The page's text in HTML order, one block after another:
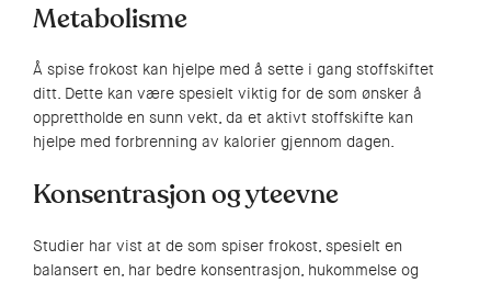
Metabolisme
Å spise frokost kan hjelpe med å sette i gang stoffskiftet
ditt. Dette kan være spesielt viktig for de som ønsker å
opprettholde en sunn vekt, da et aktivt stoffskifte kan
hjelpe med forbrenning av kalorier gjennom dagen.
Konsentrasjon og yteevne
Studier har vist at de som spiser frokost, spesielt en
balansert en, har bedre konsentrasjon, hukommelse og